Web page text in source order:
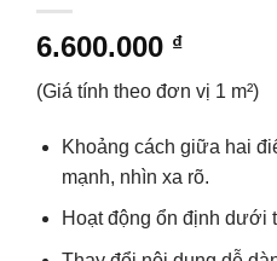
6.600.000 ₫
(Giá tính theo đơn vị 1 m²)
Khoảng cách giữa hai
mạnh, nhìn xa rõ.
Hoạt động ổn định dưới